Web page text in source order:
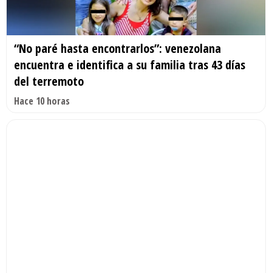
“No paré hasta encontrarlos”: venezolana
encuentra e identifica a su familia tras 43 días
del terremoto
Hace 10 horas